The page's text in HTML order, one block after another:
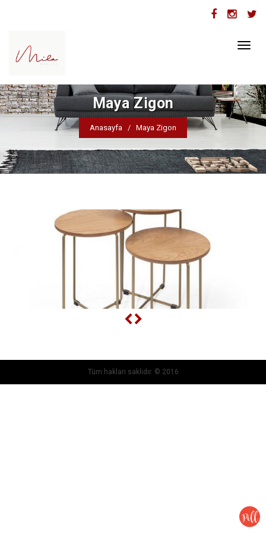
Maya Zigon
Anasayfa Maya Zigon
Tüm hakları saklıdır. © 2016